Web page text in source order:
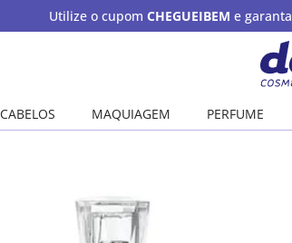
Utilize o cupom CHEGUEIBEM e garanta
CABELOS MAQUIAGEM PERFUME